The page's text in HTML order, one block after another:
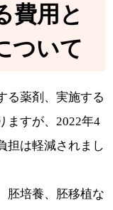
費用と
ついて
る薬剤、実施する
ますが、2022年4
担は軽減されまし
胚培養、胚移植な